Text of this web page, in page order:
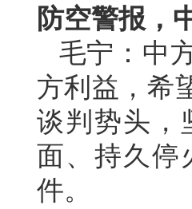
防空警报，
毛宁：中
方利益，希
谈判势头，
面、持久停
件。